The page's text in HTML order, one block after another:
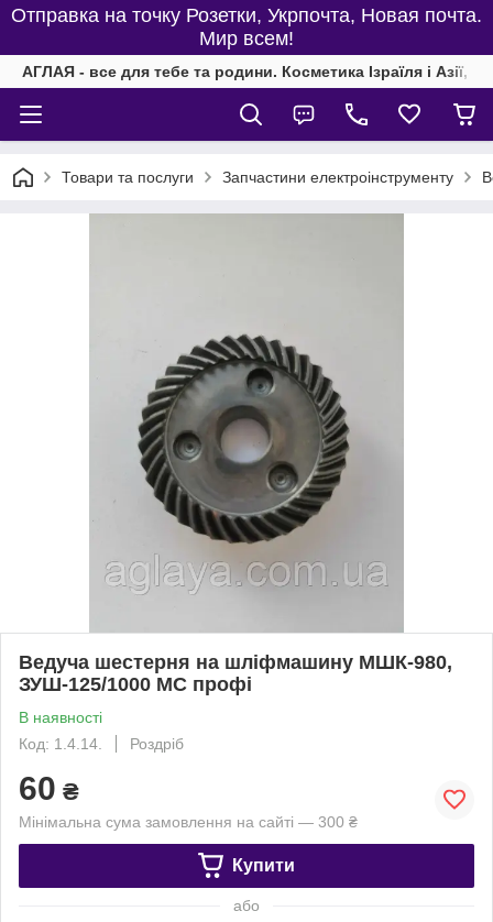
Отправка на точку Розетки, Укрпочта, Новая почта.
Мир всем!
АГЛАЯ - все для тебе та родини. Косметика Ізраїля і Азії,
Товари та послуги Запчастини електроінструменту
Ведуча шестерня на шліфмашину МШК-980,
ЗУШ-125/1000 МС профі
В наявності
Код: 1.4.14.
Роздріб
60 ₴
Мінімальна сума замовлення на сайті — 300 ₴
Купити
або